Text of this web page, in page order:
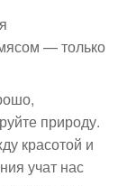
— только
природу.
красотой и
учат нас